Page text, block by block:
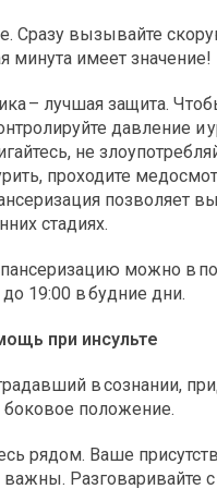
Сразу вызывайте
минута имеет значение!
– лучшая защита.
давление и
не
проходите
позволяет
стадиях.
можно в
19:00 в будние дни.
при инсульте
в сознании,
боковое положение.
рядом. Ваше
важны. Разговаривайте